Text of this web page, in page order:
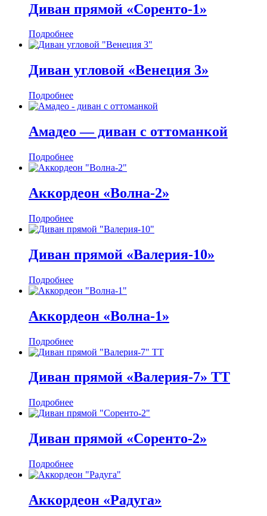
Диван прямой «Соренто-1»
Подробнее
Диван угловой «Венеция 3»
Подробнее
Амадео — диван с оттоманкой
Подробнее
Аккордеон «Волна-2»
Подробнее
Диван прямой «Валерия-10»
Подробнее
Аккордеон «Волна-1»
Подробнее
Диван прямой «Валерия-7» ТТ
Подробнее
Диван прямой «Соренто-2»
Подробнее
Аккордеон «Радуга»